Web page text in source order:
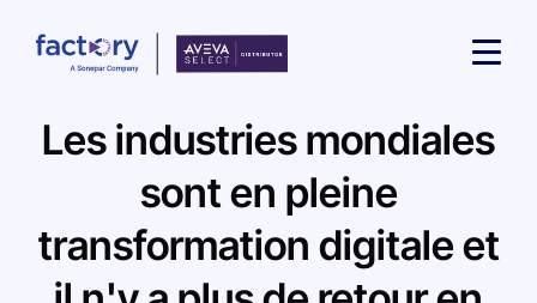
Qu'est-ce que vous cherchez ?
Les industries mondiales
sont en pleine
transformation digitale et